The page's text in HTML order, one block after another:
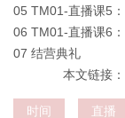
05 TM01-直播课5
06 TM01-直播课6
07 结营典礼
本文链接
时间 直播